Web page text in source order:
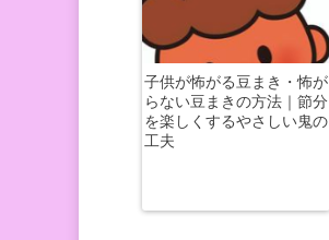
子供が怖がる豆まき・怖が
らない豆まきの方法｜節分
を楽しくするやさしい鬼の
工夫